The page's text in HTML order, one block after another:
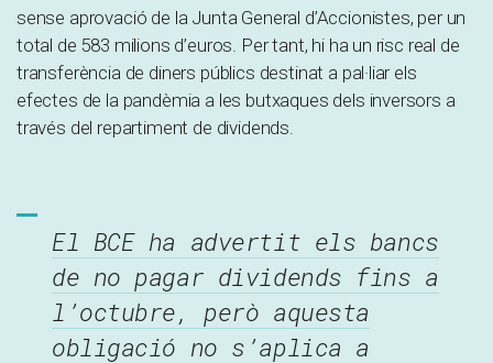
sense aprovació de la Junta General d’Accionistes, per un
total de 583 milions d’euros. Per tant, hi ha un risc real de
transferència de diners públics destinat a pal·liar els
efectes de la pandèmia a les butxaques dels inversors a
través del repartiment de dividends.
El BCE ha advertit els bancs
de no pagar dividends fins a
l’octubre, però aquesta
obligació no s’aplica a